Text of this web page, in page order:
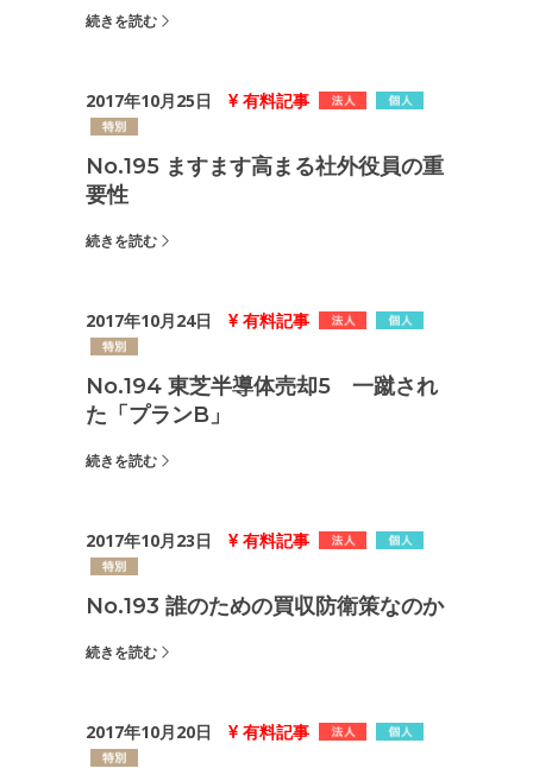
続きを読む
2017年10月25日 有料記事
No.195 ますます高まる社外役員の重
要性
続きを読む
2017年10月24日 有料記事
No.194 東芝半導体売却5 一蹴され
た「プランB」
続きを読む
2017年10月23日 有料記事
No.193 誰のための買収防衛策なのか
続きを読む
2017年10月20日 有料記事